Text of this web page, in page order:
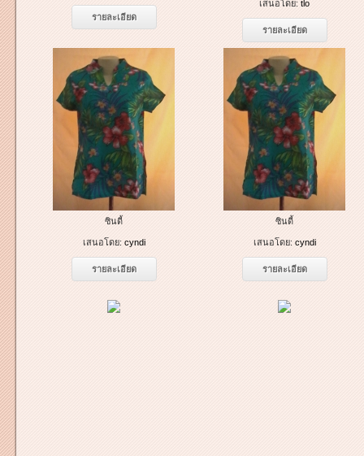
รายละเอียด
เสนอโดย: tlo
รายละเอียด
ซินดี้
เสนอโดย: cyndi
รายละเอียด
ซินดี้
เสนอโดย: cyndi
รายละเอียด